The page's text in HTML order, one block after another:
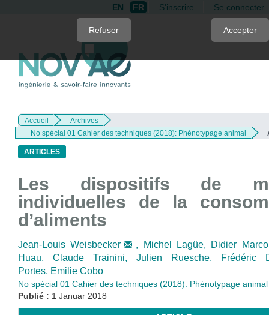
page
content
Navigation
Main
Content
Sidebar
EN FR S'inscrire Se connecter
Accueil
Archives
No spécial 01 Cahier des techniques (2018): Phénotypage animal
ARTICLES
Les dispositifs de
individuelles de la
d’aliments
Jean-Louis Weisbecker , Michel Lagüe, Didier
Huau, Claude Trainini, Julien Ruesche,
Frédéric
Portes, Emilie Cobo
No spécial 01 Cahier des techniques (2018): Phénotypage animal
Publié : 1 Januar 2018
Refuser Accepter